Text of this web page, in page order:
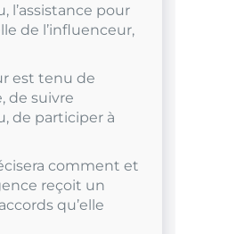
pour
de l’influenceur,
est tenu de
de suivre
de participer à
comment et
reçoit un
qu’elle